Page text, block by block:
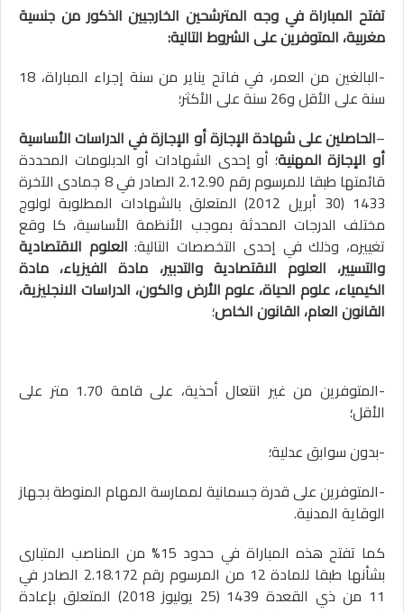
تفتح المباراة في وجه المترشحين الخارجيين الذكور من جنسية
مغربية، المتوفرين على الشروط التالية:
-البالغين من العمر، في فاتح يناير من سنة إجراء المباراة، 18
سنة على الأقل و26 سنة على الأكثر؛
–الحاصلين على شهادة الإجازة أو الإجازة في الدراسات الأساسية
أو الإجازة المهنية؛ أو إحدى الشهادات أو الدبلومات المحددة
قائمتها طبقا للمرسوم رقم 2.12.90 الصادر في 8 جمادى الآخرة
1433 (30 أبريل 2012) المتعلق بالشهادات المطلوبة لولوج
مختلف الدرجات المحدثة بموجب الأنظمة الأساسية، كا وقع
تغييره، وذلك في إحدى التخصصات التالية: العلوم الاقتصادية
والتسيير، العلوم الاقتصادية والتدبير، مادة الفيزياء، مادة
الكيمياء، علوم الحياة، علوم الأرض والكون، الدراسات الانجليزية،
القانون العام، القانون الخاص؛
-المتوفرين من غير انتعال أحذية، على قامة 1.70 متر على
الأقل؛
-بدون سوابق عدلية؛
-المتوفرين على قدرة جسمانية لممارسة المهام المنوطة بجهاز
الوقاية المدنية.
كما تفتح هذه المباراة في حدود 15% من المناصب المتبارى
بشأنها طبقا للمادة 12 من المرسوم رقم 2.18.172 الصادر في
11 من ذي القعدة 1439 (25 يوليوز 2018) المتعلق بإعادة